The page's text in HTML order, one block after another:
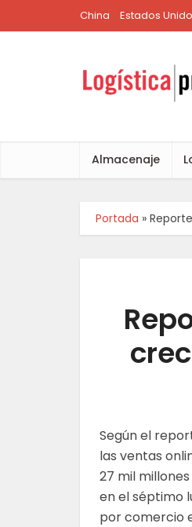
China Estados
Almacenaje
Portada »
Según el
las ventas
27 mil
en el séptimo
por comercio